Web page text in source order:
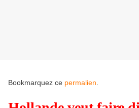
Bookmarquez ce permalien